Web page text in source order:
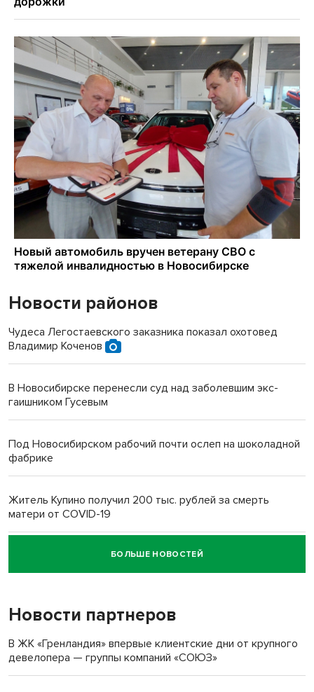
Новости районов
Чудеса Легостаевского заказника показал охотовед
Владимир Коченов
В Новосибирске перенесли суд над заболевшим экс-
гаишником Гусевым
Под Новосибирском рабочий почти ослеп на шоколадной
фабрике
Житель Купино получил 200 тыс. рублей за смерть
матери от COVID-19
Новосибирский суд наказал водителя за смерть
пенсионерки на вокзале
«Мы живём на пастбище!»: в новосибирском селе лошади
терроризируют жителей
БОЛЬШЕ НОВОСТЕЙ
Новости партнеров
В ЖК «Гренландия» впервые клиентские дни от крупного
девелопера — группы компаний «СОЮЗ»